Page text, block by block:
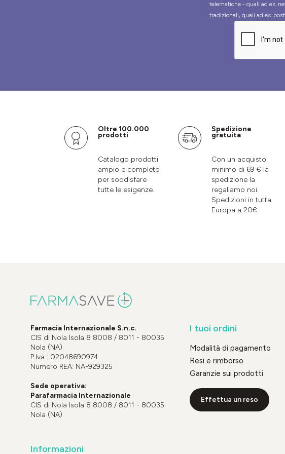
telematiche - quali ad es.
tradizionali, quali ad es.
Oltre 100.000
prodotti
Catalogo prodotti
ampio e completo
per soddisfare
tutte le esigenze.
Spedizione
gratuita
Con un acquisto
minimo di 69 € la
spedizione la
regaliamo noi.
Spedizioni in tutta
Europa a 20€.
Farmacia Internazionale S.n.c.
CIS di Nola Isola 8 8008 / 8011 - 80035
Nola (NA)
P.Iva : 02048690974
Numero REA: NA-929325
Sede operativa:
Parafarmacia Internazionale
CIS di Nola Isola 8 8008 / 8011 - 80035
Nola (NA)
Informazioni
I tuoi ordini
Modalità di pagamento
Resi e rimborso
Garanzie sui prodotti
Effettua un reso